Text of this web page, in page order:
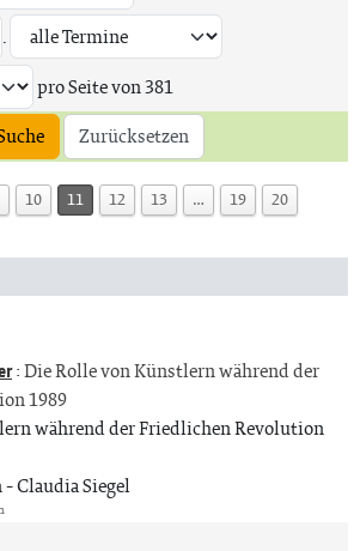
.
pro Seite von381
Zurücksetzen
10 11 12 13 … 19
20
:Die Rolle von Künstlern während der
1989
während der Friedlichen Revolution
Claudia Siegel